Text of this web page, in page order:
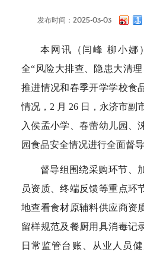
发布时间：2025-03-03
本网讯（闫峰 柳小娜
全“风险大排查、隐患大清
推进情况和春季开学学校食
情况，2 月 26 日，永济市副
入侯孟小学、春蕾幼儿园、
园食品安全情况进行全面督导
督导组围绕采购环节、
员资质、终端反馈等重点环
地查看食材原辅料供应商资
留样规范及餐厨用具消毒记
日常监管台账、从业人员